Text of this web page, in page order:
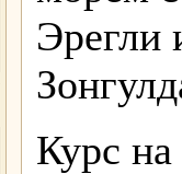
Эрегли
Курс